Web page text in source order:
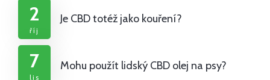
2
říj
Je CBD totéž jako kouření?
7
lis
Mohu použít lidský CBD olej na psy?